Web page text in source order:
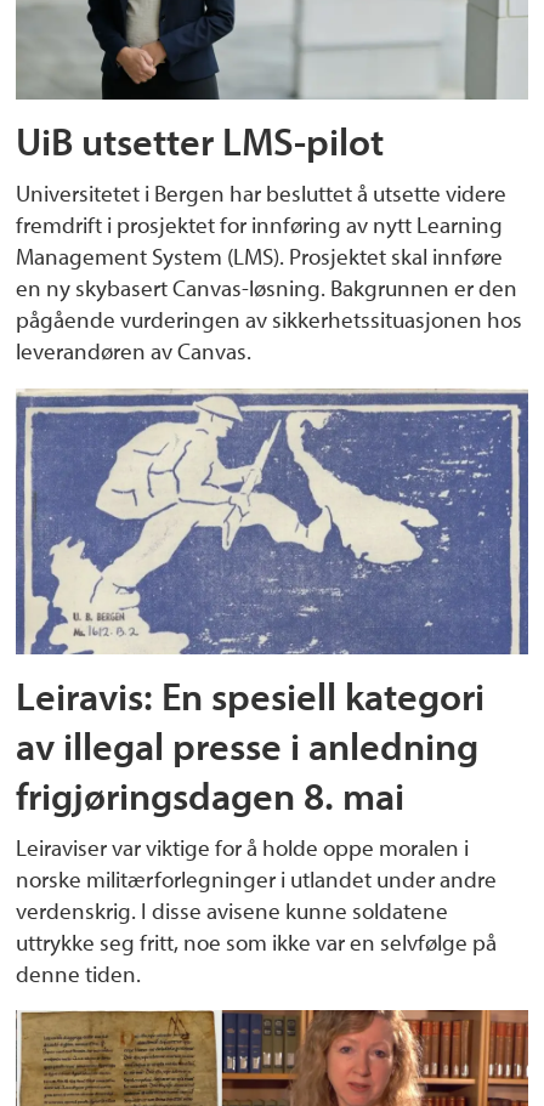
UiB utsetter LMS-pilot
Universitetet i Bergen har besluttet å utsette videre
fremdrift i prosjektet for innføring av nytt Learning
Management System (LMS). Prosjektet skal innføre
en ny skybasert Canvas-løsning. Bakgrunnen er den
pågående vurderingen av sikkerhetssituasjonen hos
leverandøren av Canvas.
Leiravis: En spesiell kategori
av illegal presse i anledning
frigjøringsdagen 8. mai
Leiraviser var viktige for å holde oppe moralen i
norske militærforlegninger i utlandet under andre
verdenskrig. I disse avisene kunne soldatene
uttrykke seg fritt, noe som ikke var en selvfølge på
denne tiden.